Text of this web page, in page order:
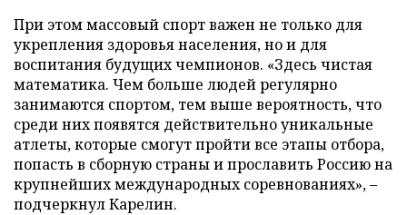
При этом массовый спорт важен не только для
укрепления здоровья населения, но и для
воспитания будущих чемпионов. «Здесь чистая
математика. Чем больше людей регулярно
занимаются спортом, тем выше вероятность, что
среди них появятся действительно уникальные
атлеты, которые смогут пройти все этапы отбора,
попасть в сборную страны и прославить Россию на
крупнейших международных соревнованиях», –
подчеркнул Карелин.